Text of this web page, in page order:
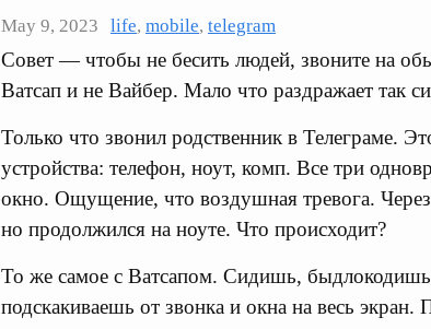
May 9, 2023 life, mobile, telegram
Совет — чтобы не бесить людей, звоните на
Ватсап и не Вайбер. Мало что раздражает так
Только что звонил родственник в Телеграме.
устройства: телефон, ноут, комп. Все три
окно. Ощущение, что воздушная тревога.
но продолжился на ноуте. Что происходит?
То же самое с Ватсапом. Сидишь, быдлокодишь
подскакиваешь от звонка и окна на весь экран.